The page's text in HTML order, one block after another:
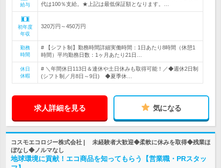
給与
代は100％支給。★上記は最低保証額となります。…
初年度
年収
320万円～450万円
勤務
時間
# 【シフト制】勤務時間詳細実働時間：1日あたり8時間（休憩1
時間）平均勤務日数：1ヶ月あたり21日…
休日
休暇
# ＼年間休日113日＆連休や土日休みも取得可能！／◆週休2日制
(シフト制／月8日～9日) ◆夏季休…
求人詳細を見る 気になる
コスモエコロジー株式会社 | 未経験者大歓迎◆柔軟に休みを取得◆残業ほ
ぼなし◆ノルマなし
地球環境に貢献！エコ商品を知ってもらう【営業職・PRスタッ